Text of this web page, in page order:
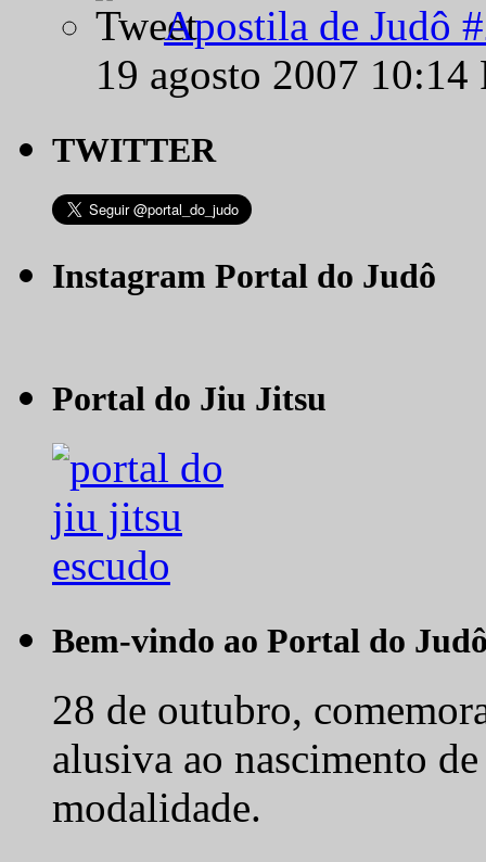
Apostila de Judô
19 agosto 2007
TWITTER
Instagram Portal do Judô
Portal do Jiu Jitsu
Bem-vindo ao Portal do
28 de outubro,
alusiva ao nascimento
modalidade.